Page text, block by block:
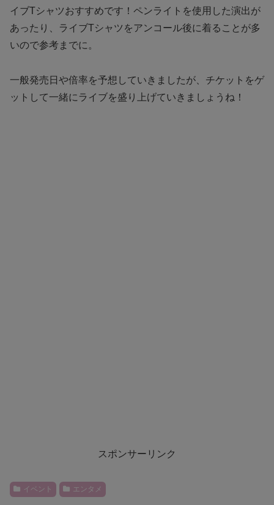
イブTシャツおすすめです！ペンライトを使用した演出が
あったり、ライブTシャツをアンコール後に着ることが多
いので参考までに。
一般発売日や倍率を予想していきましたが、チケットをゲ
ットして一緒にライブを盛り上げていきましょうね！
スポンサーリンク
イベント エンタメ